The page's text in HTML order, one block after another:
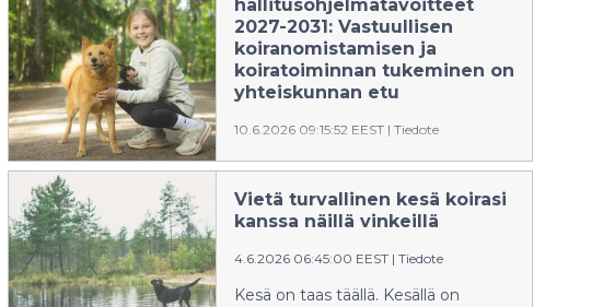
hallitusohjelmatavoitteet
2027-2031: Vastuullisen
koiranomistamisen ja
koiratoiminnan tukeminen on
yhteiskunnan etu
10.6.2026 09:15:52 EEST | Tiedote
Suomen Kennelliitto on julkaissut
hallitusohjelmatavoitteensa vuosille
2027–2031. Niissä painotetaan
hyvinvoivaa ja vastuullista
Vietä turvallinen kesä koirasi
kanssa näillä vinkeillä
4.6.2026 06:45:00 EEST | Tiedote
Kesä on taas täällä. Kesällä on